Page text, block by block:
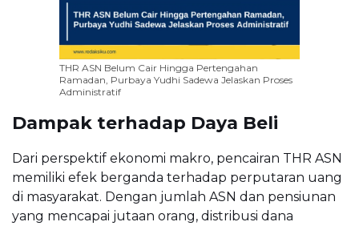
THR ASN Belum Cair Hingga Pertengahan
Ramadan, Purbaya Yudhi Sadewa Jelaskan Proses
Administratif
Dampak terhadap Daya Beli
Dari perspektif ekonomi makro, pencairan THR ASN
memiliki efek berganda terhadap perputaran uang
di masyarakat. Dengan jumlah ASN dan pensiunan
yang mencapai jutaan orang, distribusi dana